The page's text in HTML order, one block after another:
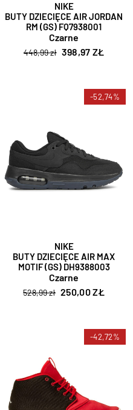
NIKE
BUTY DZIECIĘCE AIR JORDAN
RM (GS) FQ7938001
Czarne
448,99 zł 398,97 ZŁ
-52,74%
NIKE
BUTY DZIECIĘCE AIR MAX
MOTIF (GS) DH9388003
Czarne
528,99 zł 250,00 ZŁ
-42,72%